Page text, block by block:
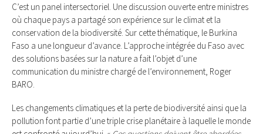
C’est un panel intersectoriel. Une discussion ouverte entre ministres
où chaque pays a partagé son expérience sur le climat et la
conservation de la biodiversité. Sur cette thématique, le Burkina
Faso a une longueur d’avance. L’approche intégrée du Faso avec
des solutions basées sur la nature a fait l’objet d’une
communication du ministre chargé de l’environnement, Roger
BARO.
Les changements climatiques et la perte de biodiversité ainsi que la
pollution font partie d’une triple crise planétaire à laquelle le monde